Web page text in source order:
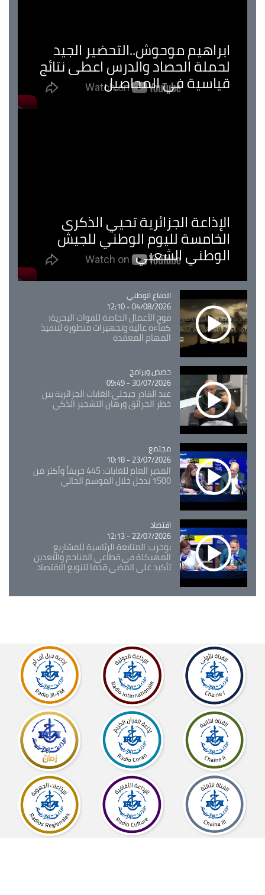
ابراهيم موحوش..التحضير الجيد
لحملة الحصاد والدرس اعطى نتائج
قياسية في المحاصيل
الإذاعة الجزائرية تحيي الذكرى
الخامسة لليوم الوطني للجيش
الوطني الشعبي
Catégorie
الدفاع الوطني
04/08/2026 - 12:10
فوج الأعمال الخاصة للقوات البحرية:
كفاءة عالية وتجهيزات متطورة لتنفيذ
المهام المعقدة
Catégorie
حصص وبرامج
30/07/2026 - 09:49
عبد القادر جيجلي:الغابات الجزائرية بين
خطر الحرائق ورهان التشجير الذكي
Catégorie
مجتمع
23/07/2026 - 10:18
المدير العام للغابات: 445 حريقاً وأكثر من
1500 تدخل خلال الموسم الحالي
Catégorie
اقتصاد
22/07/2026 - 12:13
بوحرب: المتابعة الرئاسية للمشاريع
المهيكلة في قطاعي المناجم والتعدين
تأكيد على المضي قدما لتنويع الاقتصاد